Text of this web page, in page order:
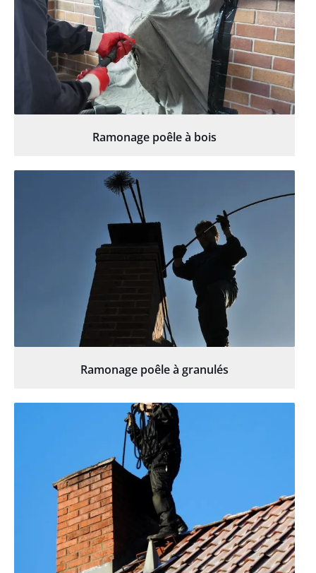
Ramonage poêle à bois
Ramonage poêle à granulés